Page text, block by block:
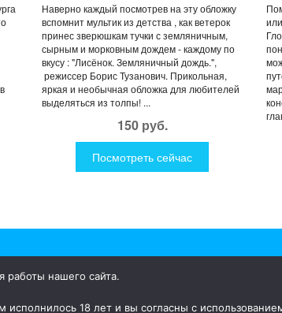
Наверно каждый посмотрев на эту обложку
вспомнит мультик из детства , как ветерок
принес зверюшкам тучки с земляничным,
сырным и морковным дождем - каждому по
вкусу : "Лисёнок. Земляничный дождь.",
режиссер Борис Тузанович. Прикольная,
яркая и необычная обложка для любителей
выделяться из толпы! ...
150 руб.
Посмотреть сейчас
посуда, уникальные и необычные гаджеты,
нашего сайта.
18 лет и вы согласны с